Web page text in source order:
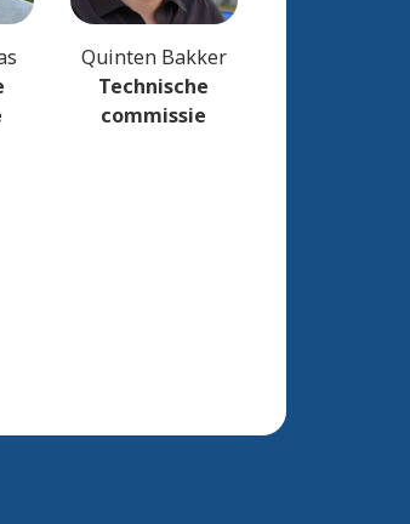
Quinten Bakker
Technische
commissie